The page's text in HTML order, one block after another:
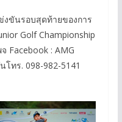
งขันรอบสุดท้ายของการ
Golf Championship
Facebook : AMG
ทร. 098-982-5141